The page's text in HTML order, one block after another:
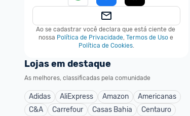
Ao se cadastrar você declara que está ciente de
nossa Política de Privacidade, Termos de Uso e
Política de Cookies.
Lojas em destaque
As melhores, classificadas pela comunidade
Adidas AliExpress Amazon
Americanas
C&A
Carrefour Casas Bahia
Centauro